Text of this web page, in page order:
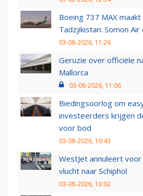
Boeing 737 MAX
Tadzjikistan: Somon
03-08-2026, 11:26
Geruzie over officiële
Mallorca
03-08-2026, 11:06
Biedingsoorlog om
investeerders krijgen
voor bod
03-08-2026, 10:43
WestJet annuleert
vlucht naar Schiphol
03-08-2026, 10:02